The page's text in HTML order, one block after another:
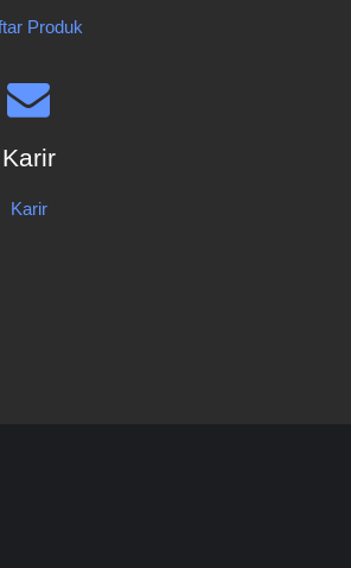
Produk
Karir
Karir